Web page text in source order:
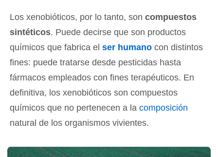
Los xenobióticos, por lo tanto, son compuestos
sintéticos. Puede decirse que son productos
químicos que fabrica el ser humano con distintos
fines: puede tratarse desde pesticidas hasta
fármacos empleados con fines terapéuticos. En
definitiva, los xenobióticos son compuestos
químicos que no pertenecen a la composición
natural de los organismos vivientes.